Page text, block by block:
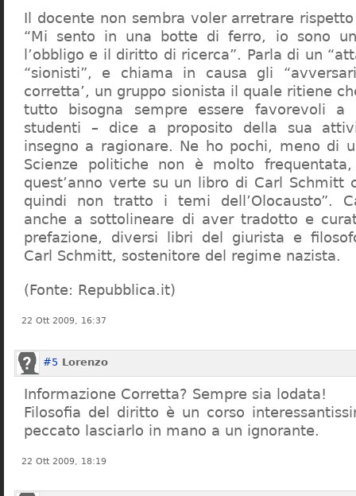
Il docente non sembra voler arretrare
“Mi sento in una botte di ferro, io sono
l’obbligo e il diritto di ricerca”. Parla di un
“sionisti”, e chiama in causa gli
corretta’, un gruppo sionista il quale ritiene
tutto bisogna sempre essere favorevoli a
studenti – dice a proposito della sua
insegno a ragionare. Ne ho pochi, meno di
Scienze politiche non è molto
quest’anno verte su un libro di Carl Schmitt
quindi non tratto i temi dell’Olocausto”.
anche a sottolineare di aver tradotto e
prefazione, diversi libri del giurista e
Carl Schmitt, sostenitore del regime nazista.
(Fonte: Repubblica.it)
22 Ott 2009, 16:37
#5 Lorenzo
Informazione Corretta? Sempre sia lodata!
Filosofia del diritto è un corso
peccato lasciarlo in mano a un ignorante.
22 Ott 2009, 18:19